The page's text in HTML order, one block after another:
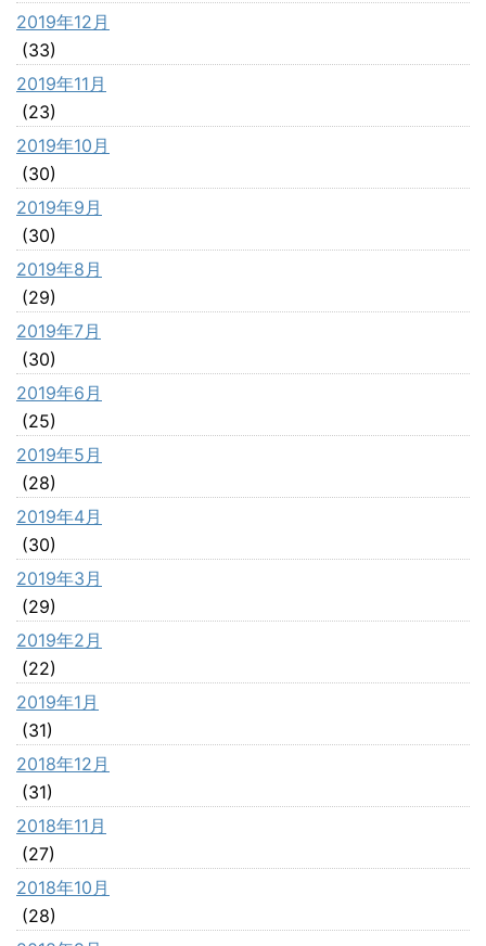
2019年12月
(33)
2019年11月
(23)
2019年10月
(30)
2019年9月
(30)
2019年8月
(29)
2019年7月
(30)
2019年6月
(25)
2019年5月
(28)
2019年4月
(30)
2019年3月
(29)
2019年2月
(22)
2019年1月
(31)
2018年12月
(31)
2018年11月
(27)
2018年10月
(28)